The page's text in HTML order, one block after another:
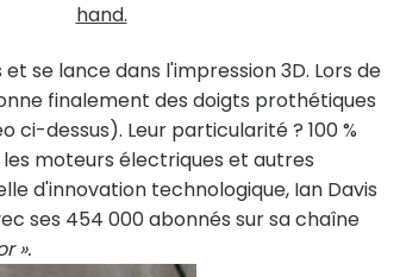
hand.
se lance dans l'impression 3D. Lors de
finalement des doigts prothétiques
dessus). Leur particularité ? 100 %
moteurs électriques et autres
d'innovation technologique, Ian Davis
ses 454 000 abonnés sur sa chaîne
».